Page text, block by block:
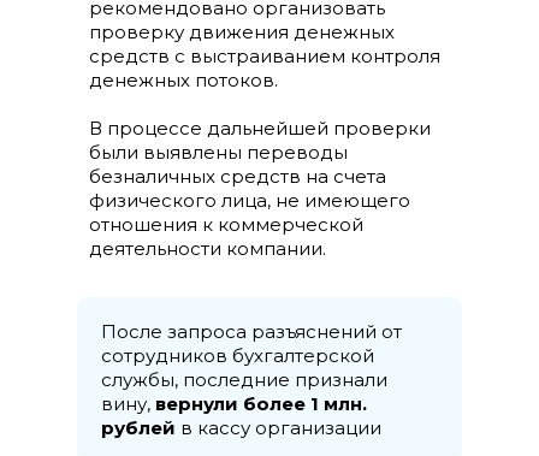
рекомендовано организовать
проверку движения денежных
средств с выстраиванием контроля
денежных потоков.
В процессе дальнейшей проверки
были выявлены переводы
безналичных средств на счета
физического лица, не имеющего
отношения к коммерческой
деятельности компании.
После запроса разъяснений от
сотрудников бухгалтерской
службы, последние признали
вину, вернули более 1 млн.
рублей в кассу организации